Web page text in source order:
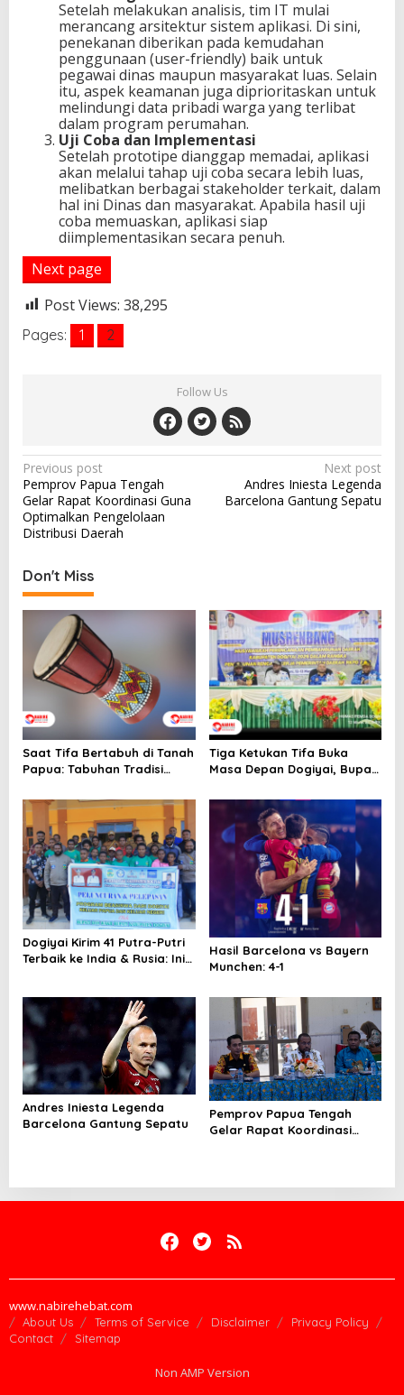
Setelah melakukan analisis, tim IT mulai
merancang arsitektur sistem aplikasi. Di sini,
penekanan diberikan pada kemudahan
penggunaan (user-friendly) baik untuk
pegawai dinas maupun masyarakat luas. Selain
itu, aspek keamanan juga diprioritaskan untuk
melindungi data pribadi warga yang terlibat
dalam program perumahan.
Uji Coba dan Implementasi
Setelah prototipe dianggap memadai, aplikasi
akan melalui tahap uji coba secara lebih luas,
melibatkan berbagai stakeholder terkait, dalam
hal ini Dinas dan masyarakat. Apabila hasil uji
coba memuaskan, aplikasi siap
diimplementasikan secara penuh.
Next page
Post Views: 38,295
Pages: 1 2
Follow Us
P
o
s
t
n
a
g
t
i
o
n
Previous post
Pemprov Papua Tengah
Gelar Rapat Koordinasi Guna
Optimalkan Pengelolaan
Distribusi Daerah
Next post
Andres Iniesta Legenda
Barcelona Gantung Sepatu
Don't Miss
Saat Tifa Bertabuh di Tanah
Papua: Tabuhan Tradisi
dan Kehidupan Sosial
Tiga Ketukan Tifa Buka
Masa Depan Dogiyai, Bupati
Musrenbang 2026
Dogiyai Kirim 41 Putra-Putri
Terbaik ke India & Rusia: Ini
Masa Depan
Hasil Barcelona vs Bayern
Munchen: 4-1
Andres Iniesta Legenda
Barcelona Gantung Sepatu
Pemprov Papua Tengah
Gelar Rapat Koordinasi
www.nabirehebat.com
About Us Terms of Service Disclaimer
Privacy Policy
Contact
Sitemap
Non AMP Version